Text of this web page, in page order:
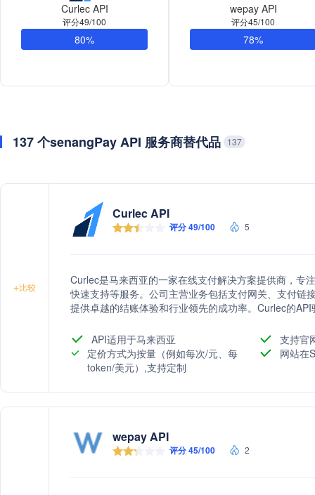
Curlec API
评分49/100
80%
wepay API
评分45/100
78%
137 个senangPay API 服务商替代品 137
+比较
Curlec API
评分 49/100 5
Curlec是马来西亚的一家在线支付解决方案提供商，专
快速支持等服务。公司主营业务包括支付网关、支付链
提供卓越的结账体验和行业领先的成功率。Curlec的
API适用于马来西亚
支持官
定价方式为按量（例如每次/元、每
token/美元）,支持定制
网站在
wepay API
评分 45/100 2